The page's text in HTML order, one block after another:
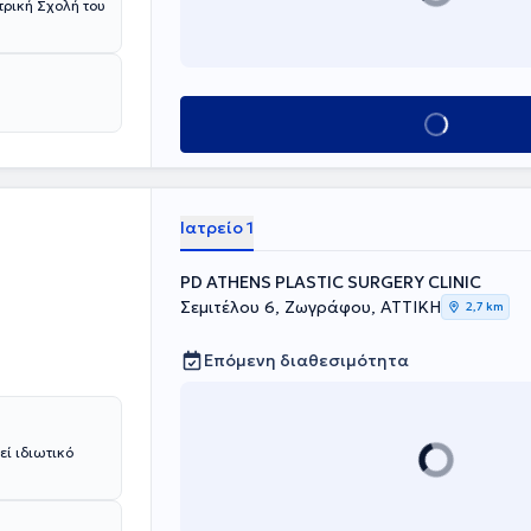
και
Στήθους,
εγχώρια
πολυετή
Είναι
Σχολή του
Κλείσε ραντεβού
ιδιωτικό
Ιατρείο 1
PD ATHENS PLASTIC SURGERY CLINIC
Σεμιτέλου 6, Ζωγράφου, ΑΤΤΙΚΗ
2,7 km
Επόμενη διαθεσιμότητα